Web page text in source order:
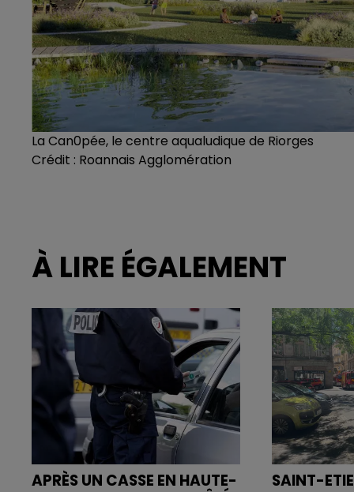
La Can0pée, le centre aqualudique de Riorges
Crédit : Roannais Agglomération
À LIRE ÉGALEMENT
APRÈS UN CASSE EN HAUTE-
SAINT-